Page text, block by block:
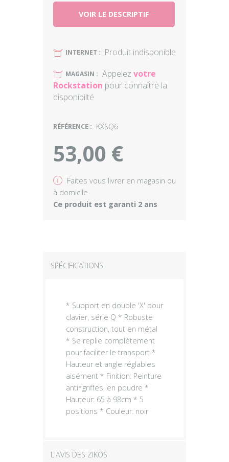
VOIR LE DESCRIPTIF
U INTERNET : Produit indisponible
U MAGASIN : Appelez votre
Rockstation pour connaître la
disponibilté
RÉFÉRENCE : KXSQ6
53,00 €
v Faites vous livrer en magasin ou
à domicile
Ce produit est garanti 2 ans
SPÉCIFICATIONS
* Support en double 'X' pour
clavier, série Q * Robuste
construction, tout en métal
* Se replie complètement
pour faciliter le transport *
Hauteur et angle réglables
aisément * Finition: Peinture
anti*griffes, en poudre *
Hauteur: 65 à 98cm * 5
positions * Couleur: noir
L'AVIS DES ZIKOS